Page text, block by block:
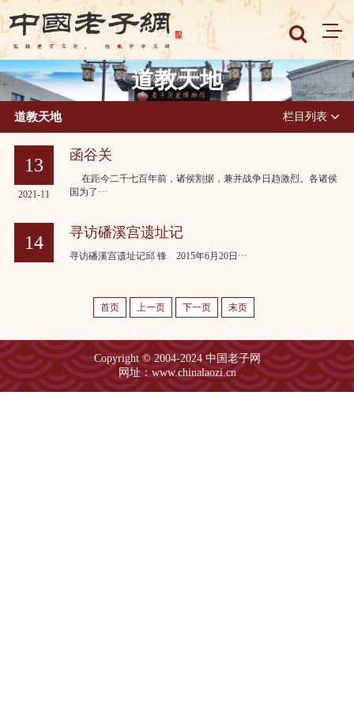
道教天地
道教天地 栏目列表
13
2021-11
函谷关
在距今二千七百年前，诸侯割据，兼并战争日趋激烈。各诸侯
国为了···
14 寻访磻溪宫遗址记
寻访磻溪宫遗址记邱 锋 2015年6月20日···
首页 上一页 下一页 末页
Copyright © 2004-2024 中国老子网
网址：www.chinalaozi.cn